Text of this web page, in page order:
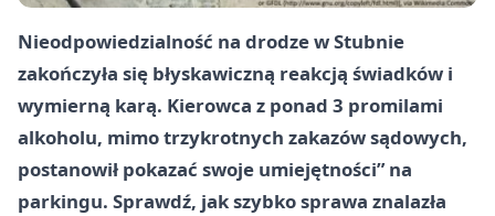
Nieodpowiedzialność na drodze w Stubnie
zakończyła się błyskawiczną reakcją świadków i
wymierną karą. Kierowca z ponad 3 promilami
alkoholu, mimo trzykrotnych zakazów sądowych,
postanowił pokazać swoje umiejętności” na
parkingu. Sprawdź, jak szybko sprawa znalazła